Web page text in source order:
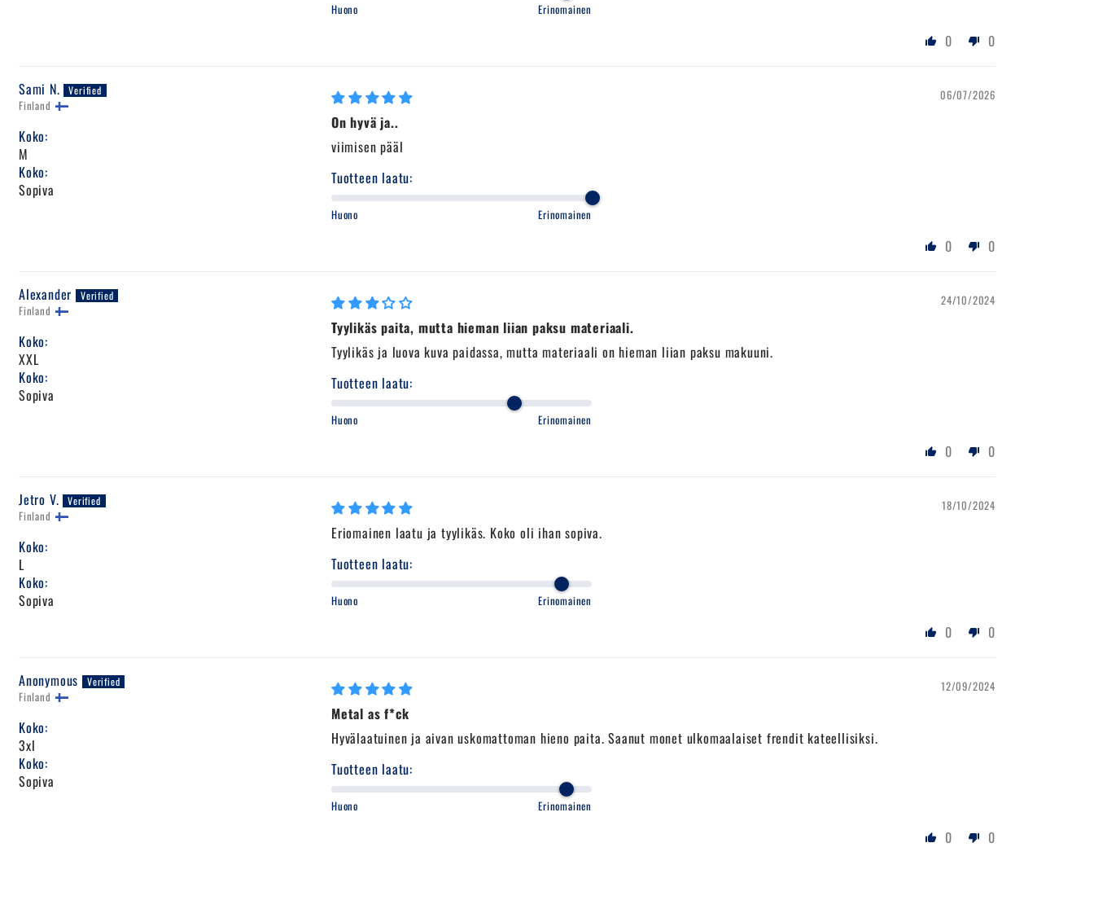
Huono Erinomainen
0 0
Sami N.
Finland
Koko:
M
Koko:
Sopiva
06/07/2026
On hyvä ja..
viimisen pääl
Tuotteen laatu:
Huono Erinomainen
0 0
Alexander
Finland
Koko:
XXL
Koko:
Sopiva
24/10/2024
Tyylikäs paita, mutta hieman liian paksu materiaali.
Tyylikäs ja luova kuva paidassa, mutta materiaali on hieman liian paksu makuuni.
Tuotteen laatu:
Huono Erinomainen
0 0
Jetro V.
Finland
Koko:
L
Koko:
Sopiva
18/10/2024
Eriomainen laatu ja tyylikäs. Koko oli ihan sopiva.
Tuotteen laatu:
Huono Erinomainen
0 0
Anonymous
Finland
Koko:
3xl
Koko:
Sopiva
12/09/2024
Metal as f*ck
Hyvälaatuinen ja aivan uskomattoman hieno paita. Saanut monet ulkomaalaiset frendit kateellisiksi.
Tuotteen laatu:
Huono Erinomainen
0 0